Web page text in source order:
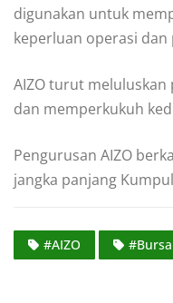
digunakan untuk
keperluan operasi
AIZO turut
dan memperkukuh
Pengurusan AIZO
jangka panjang
#AIZO